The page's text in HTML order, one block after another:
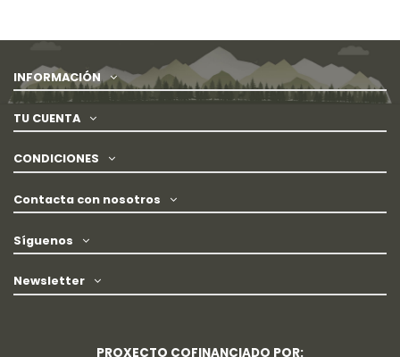
INFORMACIÓN
TU CUENTA
CONDICIONES
Contacta con nosotros
Síguenos
Newsletter
PROXECTO COFINANCIADO POR: